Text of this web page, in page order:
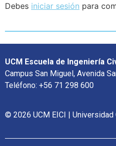
Debes iniciar sesión para
UCM Escuela de Ingeniería
Campus San Miguel, Avenida
Teléfono: +56 71 298 600
© 2026 UCM EICI | Universidad